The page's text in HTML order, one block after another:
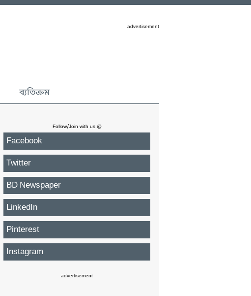
advertisement
ব্যতিক্রম
Follow/Join with us @
Facebook
Twitter
BD Newspaper
LinkedIn
Pinterest
Instagram
advertisement